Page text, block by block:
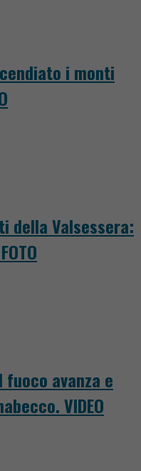
i monti
della Valsessera:
avanza e
VIDEO